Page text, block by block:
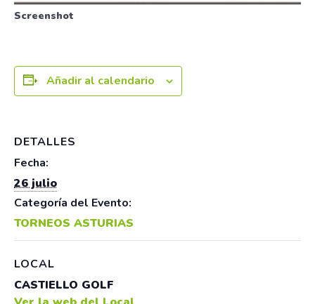
Screenshot
Añadir al calendario
DETALLES
Fecha:
26 julio
Categoría del Evento:
TORNEOS ASTURIAS
LOCAL
CASTIELLO GOLF